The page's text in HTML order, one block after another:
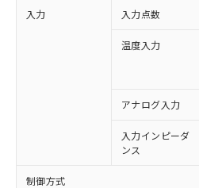
入力 入力点数
温度入力
アナログ入力
入力インピーダ
ンス
制御方式